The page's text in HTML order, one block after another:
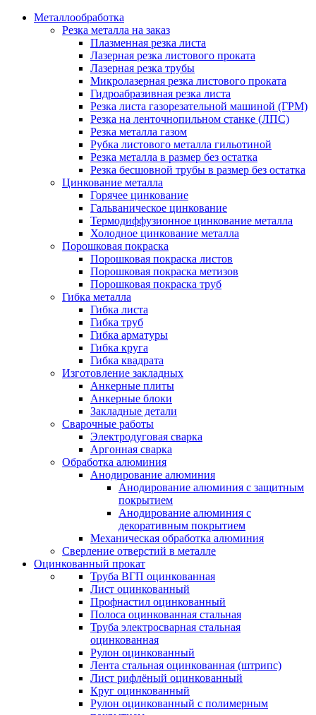
Металлообработка
Резка металла на заказ
Плазменная резка листа
Лазерная резка листового проката
Лазерная резка трубы
Микролазерная резка листового проката
Гидроабразивная резка листа
Резка листа газорезательной машиной (ГРМ)
Резка на ленточнопильном станке (ЛПС)
Резка металла газом
Рубка листового металла гильотиной
Резка металла в размер без остатка
Резка бесшовной трубы в размер без остатка
Цинкование металла
Горячее цинкование
Гальваническое цинкование
Термодиффузионное цинкование металла
Холодное цинкование металла
Порошковая покраска
Порошковая покраска листов
Порошковая покраска метизов
Порошковая покраска труб
Гибка металла
Гибка листа
Гибка труб
Гибка арматуры
Гибка круга
Гибка квадрата
Изготовление закладных
Анкерные плиты
Анкерные блоки
Закладные детали
Сварочные работы
Электродуговая сварка
Аргонная сварка
Обработка алюминия
Анодирование алюминия
Анодирование алюминия с защитным
покрытием
Анодирование алюминия с
декоративным покрытием
Механическая обработка алюминия
Сверление отверстий в металле
Оцинкованный прокат
Труба ВГП оцинкованная
Лист оцинкованный
Профнастил оцинкованный
Полоса оцинкованная стальная
Труба электросварная стальная
оцинкованная
Рулон оцинкованный
Лента стальная оцинкованная (штрипс)
Лист рифлёный оцинкованный
Круг оцинкованный
Рулон оцинкованный с полимерным